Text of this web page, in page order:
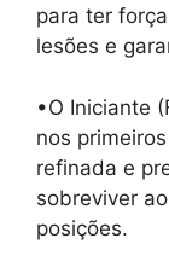
para ter
lesões e
•O Iniciante
nos
refinada e
sobreviver
posições.